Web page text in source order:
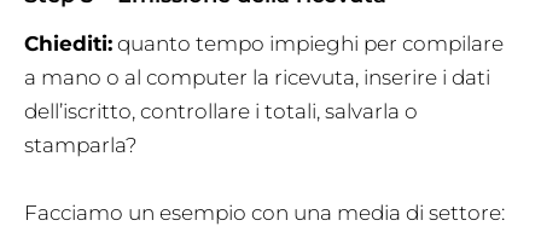
Chiediti: quanto tempo impieghi per compilare
a mano o al computer la ricevuta, inserire i dati
dell’iscritto, controllare i totali, salvarla o
stamparla?
Facciamo un esempio con una media di settore: